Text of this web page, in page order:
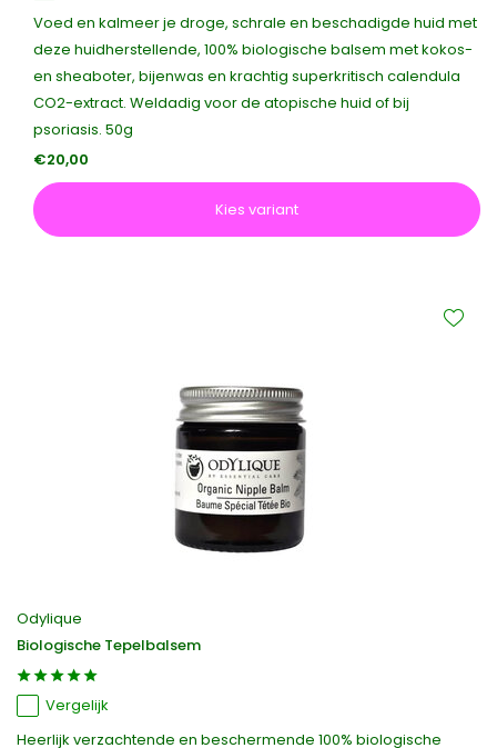
Voed en kalmeer je droge, schrale en beschadigde huid met
deze huidherstellende, 100% biologische balsem met kokos-
en sheaboter, bijenwas en krachtig superkritisch calendula
CO2-extract. Weldadig voor de atopische huid of bij
psoriasis. 50g
€20,00
Kies variant
Odylique
Biologische Tepelbalsem
Vergelijk
Heerlijk verzachtende en beschermende 100% biologische